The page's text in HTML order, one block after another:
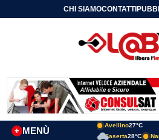
CHI SIAMOCONTATTI
MENÙ
+
Avellino27°C
Caserta28°C